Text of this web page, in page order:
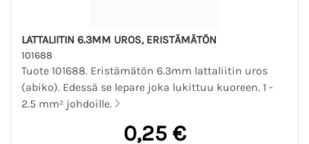
LATTALIITIN 6.3MM UROS, ERISTÄMÄTÖN
101688
Tuote 101688. Eristämätön 6.3mm lattaliitin uros
(abiko). Edessä se lepare joka lukittuu kuoreen. 1 -
2.5 mm² johdoille.
0,25 €